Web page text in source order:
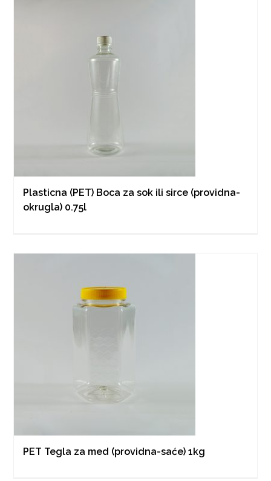
Plasticna (PET) Boca za sok ili sirce (providna-
okrugla) 0.75l
PET Tegla za med (providna-saće) 1kg